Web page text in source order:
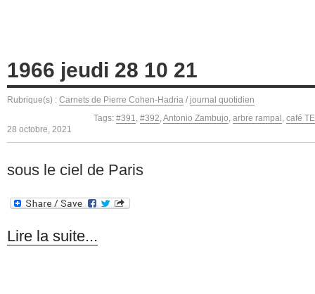
1966 jeudi 28 10 21
Rubrique(s) : Carnets de Pierre Cohen-Hadria / journal quotidien
Tags: #391 #392 Antonio Zambujo arbre rampal café
28 octobre, 2021
sous le ciel de Paris
Lire la suite...